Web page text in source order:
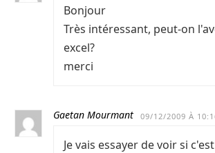
Bonjour
Très intéressant, peut-on
excel?
merci
Gaetan Mourmant 09/12/2009 À
Je vais essayer de voir si